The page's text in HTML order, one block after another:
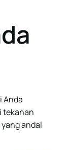
Anda
tekanan
andal